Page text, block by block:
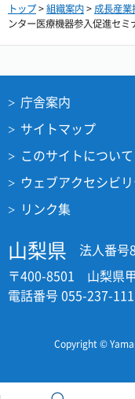
トップ>組織案内> 成長産業
ンター医療機器参入促進セミ
庁舎案内
サイトマップ
このサイトについて
ウェブアクセシビ
リンク集
山梨県
法人番号
〒400-8501 山梨県
電話番号 055-237-
Copyright ©